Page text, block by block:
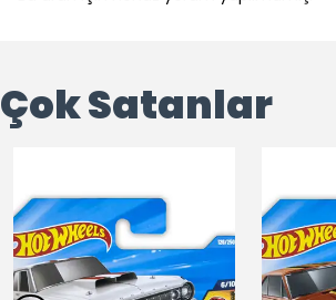
Çok Satanlar